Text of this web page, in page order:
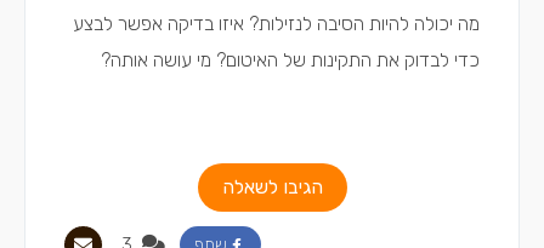
מה יכולה להיות הסיבה לנזילות? איזו בדיקה אפשר לבצע
כדי לבדוק את התקינות של האיטום? מי עושה אותה?
הגיבו לשאלה